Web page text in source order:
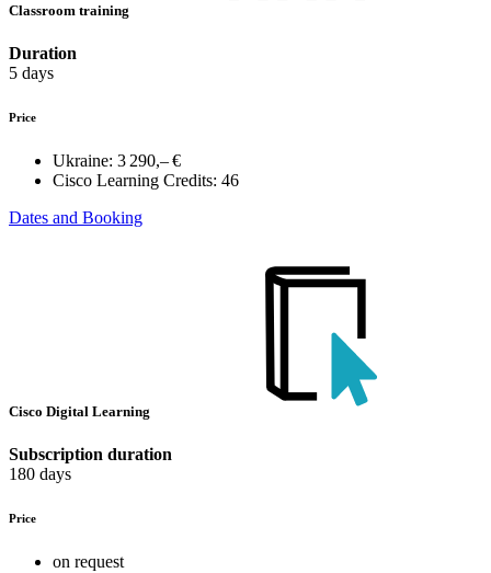
Classroom training
Duration
5 days
Price
Ukraine: 3 290,– €
Cisco Learning Credits: 46
Dates and Booking
Cisco Digital Learning
Subscription duration
180 days
Price
on request